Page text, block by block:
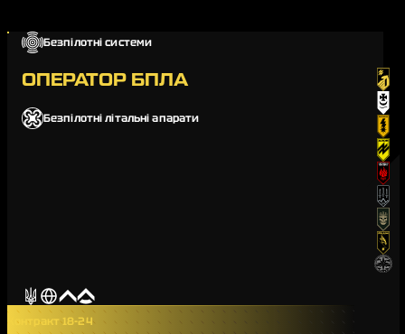
Безпілотні системи
ОПЕРАТОР БПЛА
Безпілотні літальні апарати
Контракт 18-24